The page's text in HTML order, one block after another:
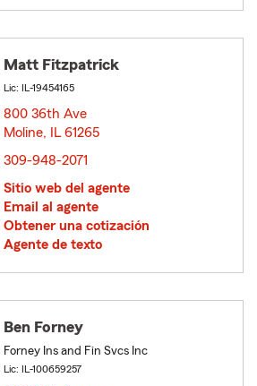
Matt Fitzpatrick
Lic: IL-19454165
800 36th Ave
Moline, IL 61265
309-948-2071
Sitio web del agente
Email al agente
Obtener una cotización
Agente de texto
Ben Forney
Forney Ins and Fin Svcs Inc
Lic: IL-100659257